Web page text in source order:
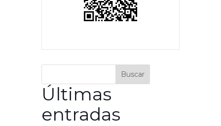
Buscar
Últimas
entradas